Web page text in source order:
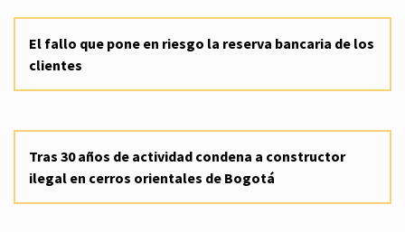
El fallo que pone en riesgo la reserva bancaria de los
clientes
Tras 30 años de actividad condena a constructor
ilegal en cerros orientales de Bogotá